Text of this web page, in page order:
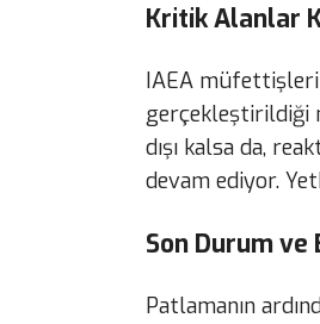
Kritik Alanlar
IAEA müfettişleri
gerçekleştirildiği
dışı kalsa da,
devam ediyor.
Son Durum
Patlamanın